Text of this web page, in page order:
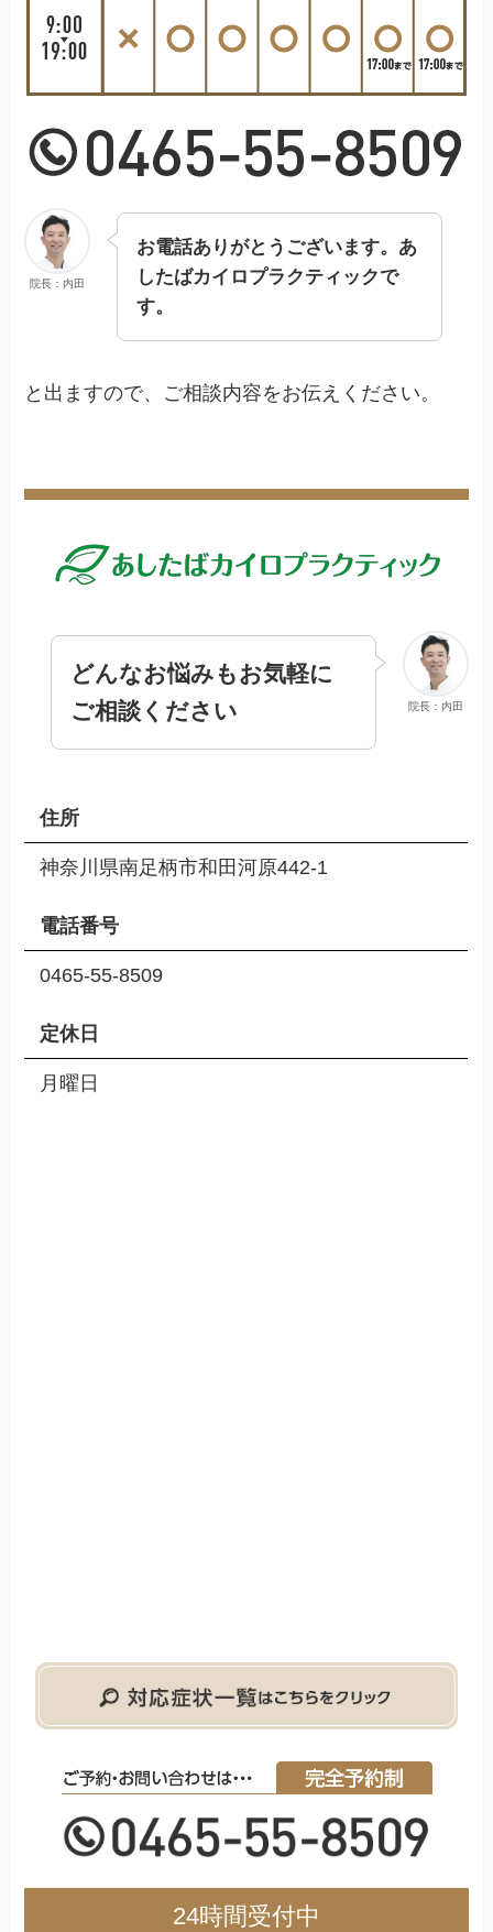
院長：内田
お電話ありがとうございます。あ
したばカイロプラクティックで
す。
と出ますので、ご相談内容をお伝えください。
院長：内田
どんなお悩みもお気軽に
ご相談ください
住所
神奈川県南足柄市和田河原442-1
電話番号
0465-55-8509
定休日
月曜日
24時間受付中